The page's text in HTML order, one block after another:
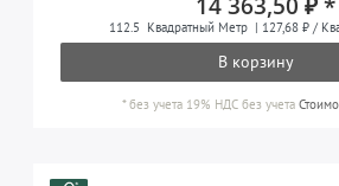
14 363,50 ₽ *
112.5 Квадратный Метр | 127,68 ₽ /
В корзину
*без учета 19% НДС без учета